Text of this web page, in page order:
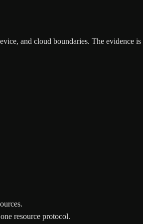
and cloud boundaries. The
resource protocol.